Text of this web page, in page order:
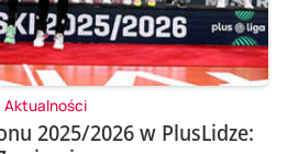
Aktualności
2025/2026 w PlusLidze: